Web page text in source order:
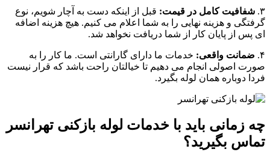
۳. شفافیت کامل در قیمت: قبل از اینکه دست به آچار شویم، نوع
گرفتگی و هزینه نهایی را به شما اعلام می کنیم. هیچ هزینه اضافه
ای پس از پایان کار از شما دریافت نخواهد شد.
۴. ضمانت واقعی: خدمات ما دارای گارانتی است. ما کار را به
صورت اصولی انجام می دهیم تا خیالتان راحت باشد که قرار نیست
فردا دوباره همان لوله بگیرد.
چه زمانی باید با خدمات لوله بازکنی تهرانسر
تماس بگیرید؟